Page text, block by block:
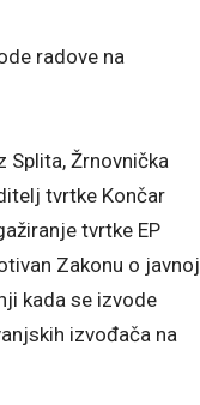
radove na
Splita, Žrnovnička
tvrtke Končar
tvrtke EP
Zakonu o javnoj
kada se izvode
izvođača na